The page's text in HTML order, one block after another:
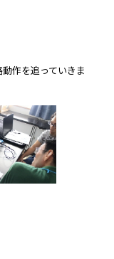
作を追っていきま